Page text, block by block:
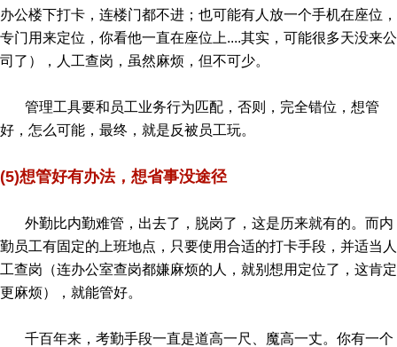
办公楼下打卡，连楼门都不进；也可能有人放一个手机在座位，
专门用来定位，你看他一直在座位上....其实，可能很多天没来公
司了），人工查岗，虽然麻烦，但不可少。
管理工具要和员工业务行为匹配，否则，完全错位，想管
好，怎么可能，最终，就是反被员工玩。
(5)想管好有办法，想省事没途径
外勤比内勤难管，出去了，脱岗了，这是历来就有的。而内
勤员工有固定的上班地点，只要使用合适的打卡手段，并适当人
工查岗（连办公室查岗都嫌麻烦的人，就别想用定位了，这肯定
更麻烦），就能管好。
千百年来，考勤手段一直是道高一尺、魔高一丈。你有一个